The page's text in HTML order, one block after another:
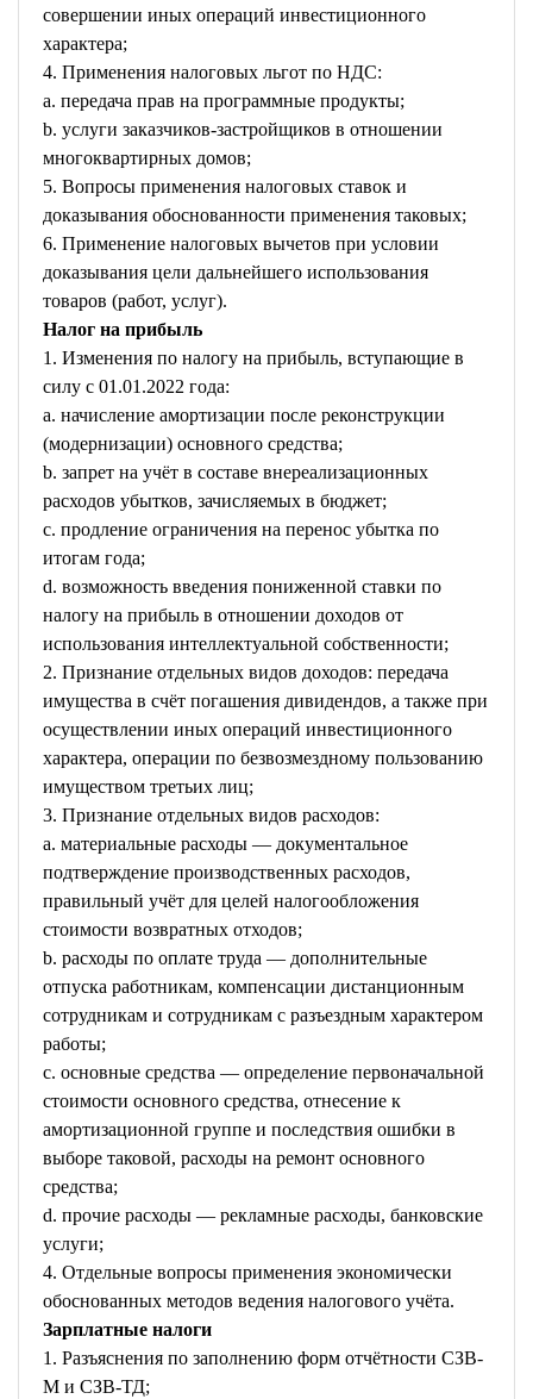
совершении иных операций инвестиционного
характера;
4. Применения налоговых льгот по НДС:
a. передача прав на программные продукты;
b. услуги заказчиков-застройщиков в отношении
многоквартирных домов;
5. Вопросы применения налоговых ставок и
доказывания обоснованности применения таковых;
6. Применение налоговых вычетов при условии
доказывания цели дальнейшего использования
товаров (работ, услуг).
Налог на прибыль
1. Изменения по налогу на прибыль, вступающие в
силу с 01.01.2022 года:
a. начисление амортизации после реконструкции
(модернизации) основного средства;
b. запрет на учёт в составе внереализационных
расходов убытков, зачисляемых в бюджет;
c. продление ограничения на перенос убытка по
итогам года;
d. возможность введения пониженной ставки по
налогу на прибыль в отношении доходов от
использования интеллектуальной собственности;
2. Признание отдельных видов доходов: передача
имущества в счёт погашения дивидендов, а также при
осуществлении иных операций инвестиционного
характера, операции по безвозмездному пользованию
имуществом третьих лиц;
3. Признание отдельных видов расходов:
a. материальные расходы — документальное
подтверждение производственных расходов,
правильный учёт для целей налогообложения
стоимости возвратных отходов;
b. расходы по оплате труда — дополнительные
отпуска работникам, компенсации дистанционным
сотрудникам и сотрудникам с разъездным характером
работы;
c. основные средства — определение первоначальной
стоимости основного средства, отнесение к
амортизационной группе и последствия ошибки в
выборе таковой, расходы на ремонт основного
средства;
d. прочие расходы — рекламные расходы, банковские
услуги;
4. Отдельные вопросы применения экономически
обоснованных методов ведения налогового учёта.
Зарплатные налоги
1. Разъяснения по заполнению форм отчётности СЗВ-
М и СЗВ-ТД;